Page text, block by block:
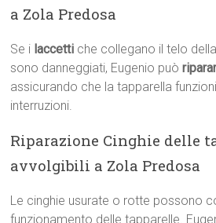
a Zola Predosa
Se i laccetti che collegano il telo
sono danneggiati, Eugenio può
assicurando che la tapparella
interruzioni.
Riparazione Cinghie delle
avvolgibili a Zola Predosa
Le cinghie usurate o rotte possono
funzionamento delle tapparelle.